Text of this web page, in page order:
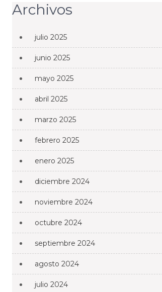
Archivos
julio 2025
junio 2025
mayo 2025
abril 2025
marzo 2025
febrero 2025
enero 2025
diciembre 2024
noviembre 2024
octubre 2024
septiembre 2024
agosto 2024
julio 2024